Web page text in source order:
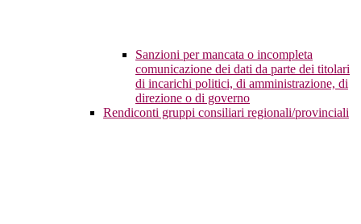
Sanzioni per mancata o incompleta
comunicazione dei dati da parte dei titolari
di incarichi politici, di amministrazione, di
direzione o di governo
Rendiconti gruppi consiliari regionali/provinciali